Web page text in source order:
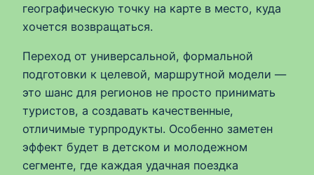
географическую точку на карте в место, куда
хочется возвращаться.
Переход от универсальной, формальной
подготовки к целевой, маршрутной модели —
это шанс для регионов не просто принимать
туристов, а создавать качественные,
отличимые турпродукты. Особенно заметен
эффект будет в детском и молодежном
сегменте, где каждая удачная поездка